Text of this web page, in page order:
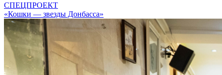
СПЕЦПРОЕКТ
«Кошки — звезды Донбасса»